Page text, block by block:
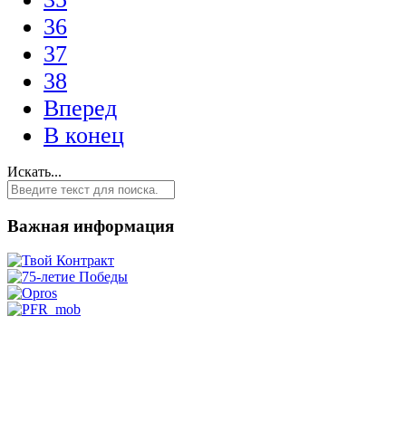
36
37
38
Вперед
В конец
Искать...
Важная информация